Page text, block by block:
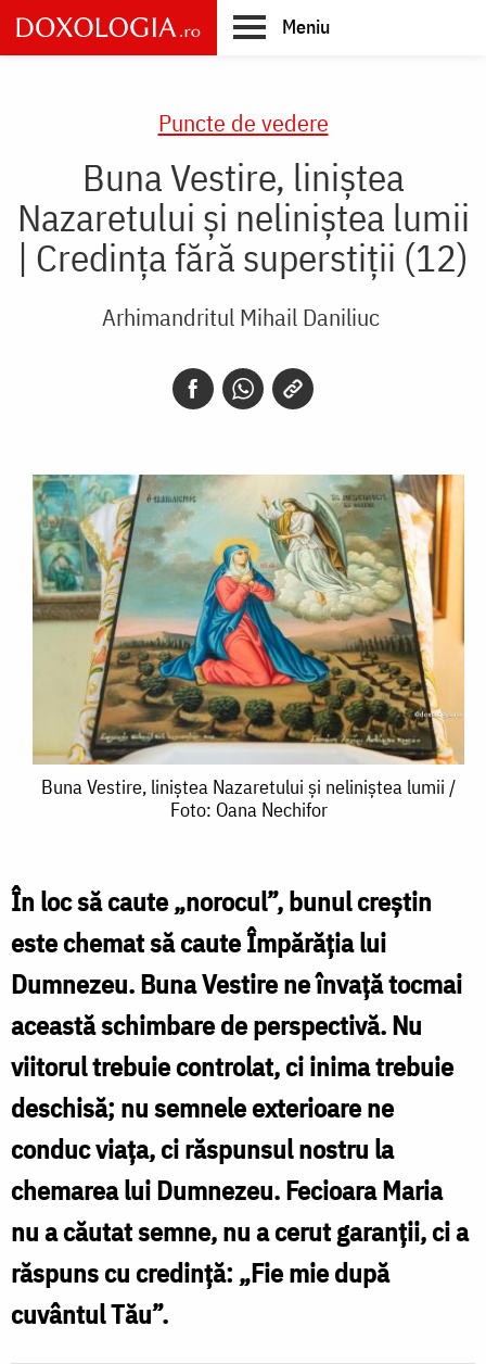
Skip
to
main
Meniu
Puncte de vedere
Buna Vestire, liniștea
Nazaretului și neliniștea lumii
| Credința fără superstiții (12)
Arhimandritul Mihail Daniliuc
Buna
Nazaretului
și
neliniștea
lumii
/
Foto:
Oana
Nechifor
Buna Vestire, liniștea Nazaretului și neliniștea lumii /
Foto: Oana Nechifor
În loc să caute „norocul”, bunul creștin
este chemat să caute Împărăția lui
Dumnezeu. Buna Vestire ne învață tocmai
această schimbare de perspectivă. Nu
viitorul trebuie controlat, ci inima trebuie
deschisă; nu semnele exterioare ne
conduc viața, ci răspunsul nostru la
chemarea lui Dumnezeu. Fecioara Maria
nu a căutat semne, nu a cerut garanții, ci a
răspuns cu credință: „Fie mie după
cuvântul Tău”.